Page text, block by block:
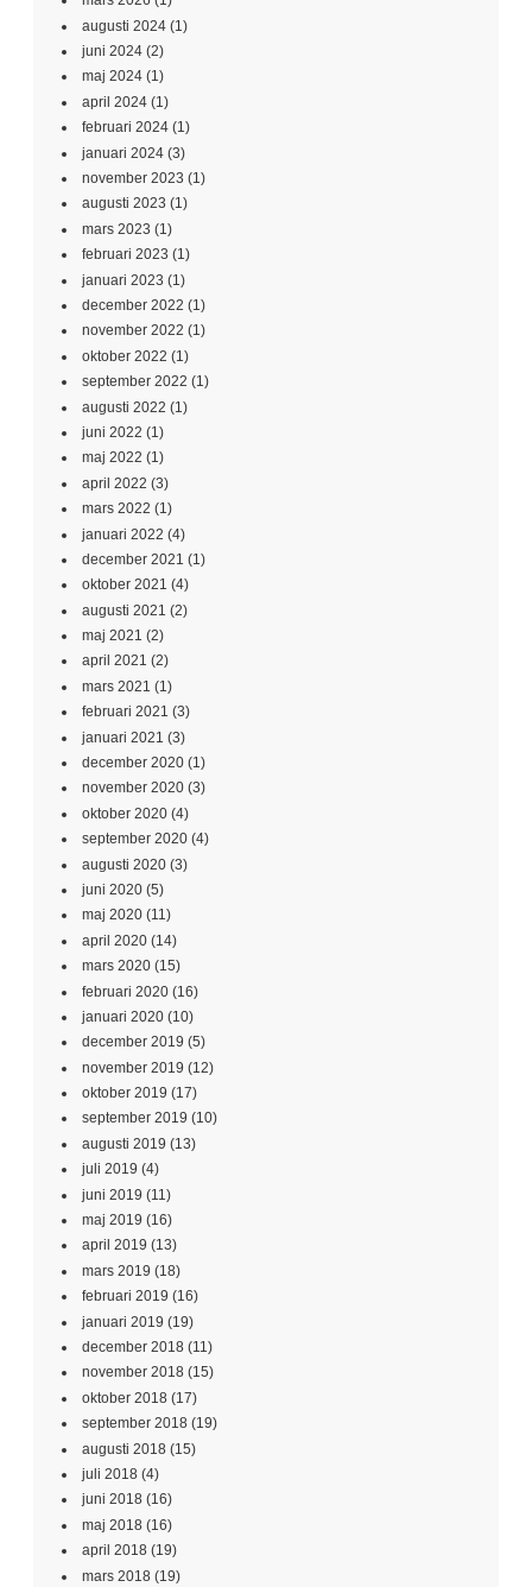
augusti 2024 (1)
juni 2024 (2)
maj 2024 (1)
april 2024 (1)
februari 2024 (1)
januari 2024 (3)
november 2023 (1)
augusti 2023 (1)
mars 2023 (1)
februari 2023 (1)
januari 2023 (1)
december 2022 (1)
november 2022 (1)
oktober 2022 (1)
september 2022 (1)
augusti 2022 (1)
juni 2022 (1)
maj 2022 (1)
april 2022 (3)
mars 2022 (1)
januari 2022 (4)
december 2021 (1)
oktober 2021 (4)
augusti 2021 (2)
maj 2021 (2)
april 2021 (2)
mars 2021 (1)
februari 2021 (3)
januari 2021 (3)
december 2020 (1)
november 2020 (3)
oktober 2020 (4)
september 2020 (4)
augusti 2020 (3)
juni 2020 (5)
maj 2020 (11)
april 2020 (14)
mars 2020 (15)
februari 2020 (16)
januari 2020 (10)
december 2019 (5)
november 2019 (12)
oktober 2019 (17)
september 2019 (10)
augusti 2019 (13)
juli 2019 (4)
juni 2019 (11)
maj 2019 (16)
april 2019 (13)
mars 2019 (18)
februari 2019 (16)
januari 2019 (19)
december 2018 (11)
november 2018 (15)
oktober 2018 (17)
september 2018 (19)
augusti 2018 (15)
juli 2018 (4)
juni 2018 (16)
maj 2018 (16)
april 2018 (19)
mars 2018 (19)